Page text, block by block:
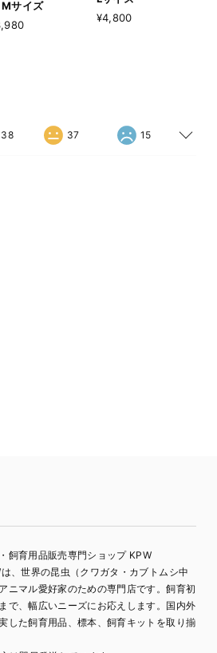
サイズ
¥4,800
37 15
飼育用品販売専門ショップ KPW
、世界の昆虫（クワガタ・カブトムシ中
ニマル愛好家のための専門店です。飼育初
で、幅広いニーズにお応えします。国内外
した飼育用品、標本、飼育キットを取り揃